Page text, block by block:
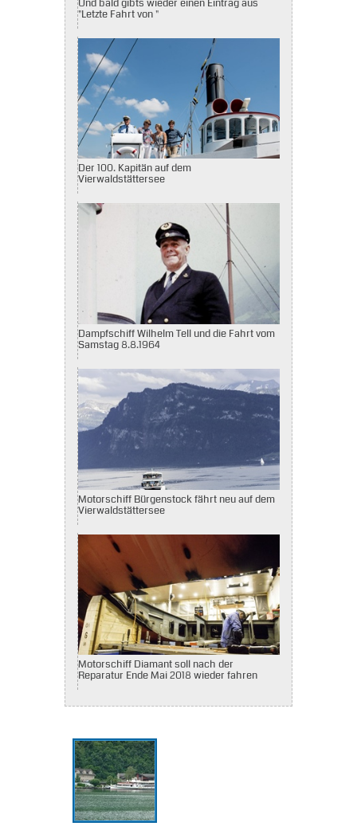
"Letzte Fahrt von "
Der 100. Kapitän auf dem
Vierwaldstättersee
Dampfschiff Wilhelm Tell und die Fahrt vom
Samstag 8.8.1964
Motorschiff Bürgenstock fährt neu auf dem
Vierwaldstättersee
Motorschiff Diamant soll nach der
Reparatur Ende Mai 2018 wieder fahren